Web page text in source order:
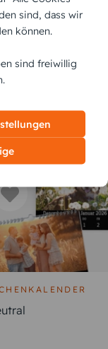
sind, dass wir
können.
sind freiwillig